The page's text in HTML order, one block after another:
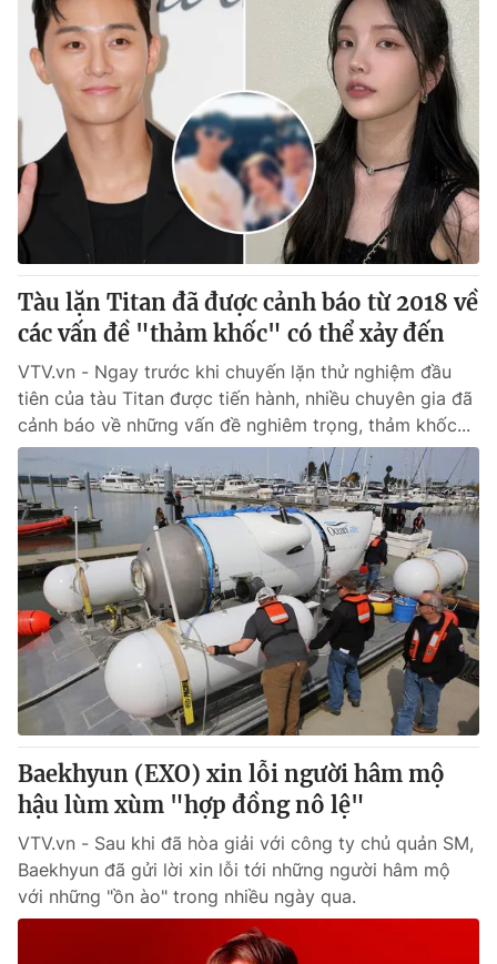
Tàu lặn Titan đã được cảnh báo từ 2018 về
các vấn đề "thảm khốc" có thể xảy đến
VTV.vn - Ngay trước khi chuyến lặn thử nghiệm đầu
tiên của tàu Titan được tiến hành, nhiều chuyên gia đã
cảnh báo về những vấn đề nghiêm trọng, thảm khốc...
Baekhyun (EXO) xin lỗi người hâm mộ
hậu lùm xùm "hợp đồng nô lệ"
VTV.vn - Sau khi đã hòa giải với công ty chủ quản SM,
Baekhyun đã gửi lời xin lỗi tới những người hâm mộ
với những "ồn ào" trong nhiều ngày qua.